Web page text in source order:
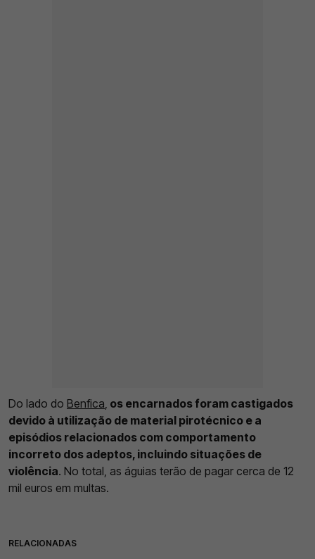
Do lado do Benfica, os encarnados foram castigados
devido à utilização de material pirotécnico e a
episódios relacionados com comportamento
incorreto dos adeptos, incluindo situações de
violência. No total, as águias terão de pagar cerca de 12
mil euros em multas.
RELACIONADAS